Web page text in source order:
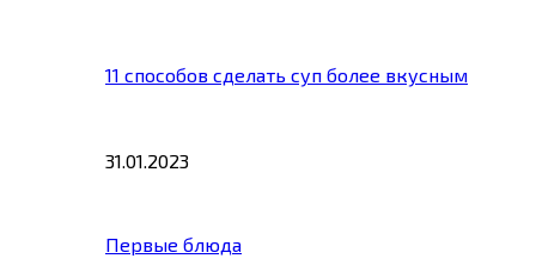
11 способов сделать суп более вкусным
31.01.2023
Первые блюда